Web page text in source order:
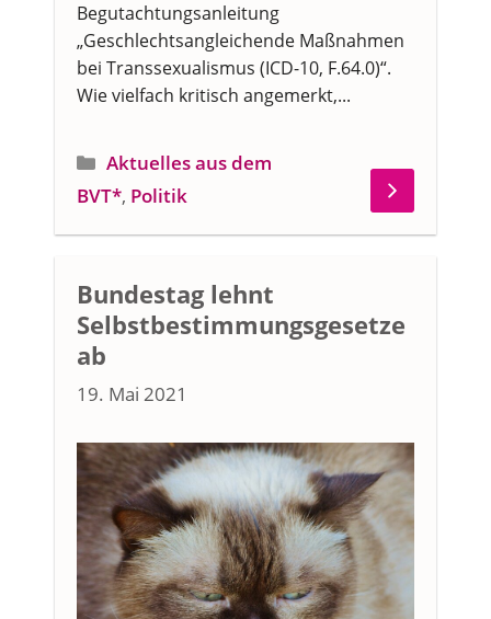
Begutachtungsanleitung
„Geschlechtsangleichende Maßnahmen
bei Transsexualismus (ICD-10, F.64.0)“.
Wie vielfach kritisch angemerkt,...
Kategorien
Aktuelles aus dem
BVT*, Politik
Bundestag lehnt
Selbstbestimmungsgesetze
ab
19. Mai 2021